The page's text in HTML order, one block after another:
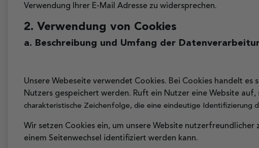
Verwendung Ihrer E-Mail Adresse zu widersprechen.
2. Verwendung von Cookies
a. Beschreibung und Umfang der
Unsere Webeseite verwendet Cookies. Bei Cookies handelt
Nutzers gespeichert werden. Ruft ein Nutzer eine Website
charakteristische Zeichenfolge, die eine eindeutige Identifizierung
Wir setzen Cookies ein, um unsere Website
einem Seitenwechsel identifiziert werden kann.